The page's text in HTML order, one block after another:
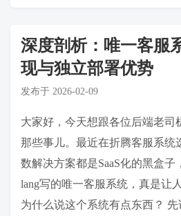
深度剖析：唯一客服
现与独立部署优势
发布于 2026-02-09
大家好，今天想跟各位后端老司
那些事儿。最近在折腾客服系统
数解决方案都是SaaS化的黑盒
lang写的唯一客服系统，真是让
为什么说这个系统有点东西？